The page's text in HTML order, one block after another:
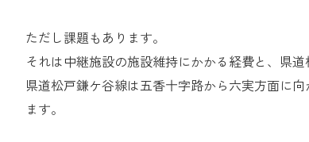
ただし課題もあります。
それは中継施設の施設維持にかかる経費と、県
県道松戸鎌ケ谷線は五香十字路から六実方面に
ます。